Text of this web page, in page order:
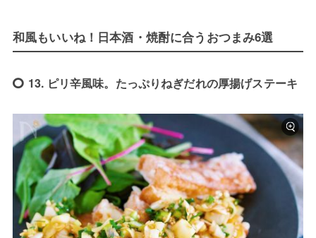
和風もいいね！日本酒・焼酎に合うおつまみ6選
13. ピリ辛風味。たっぷりねぎだれの厚揚げステーキ